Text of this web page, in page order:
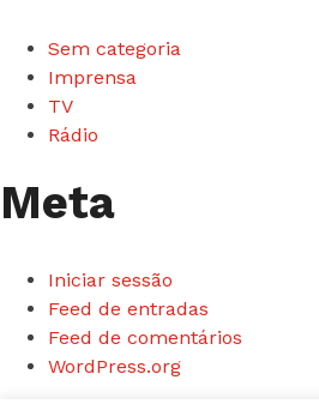
Sem categoria
Imprensa
TV
Rádio
Meta
Iniciar sessão
Feed de entradas
Feed de comentários
WordPress.org